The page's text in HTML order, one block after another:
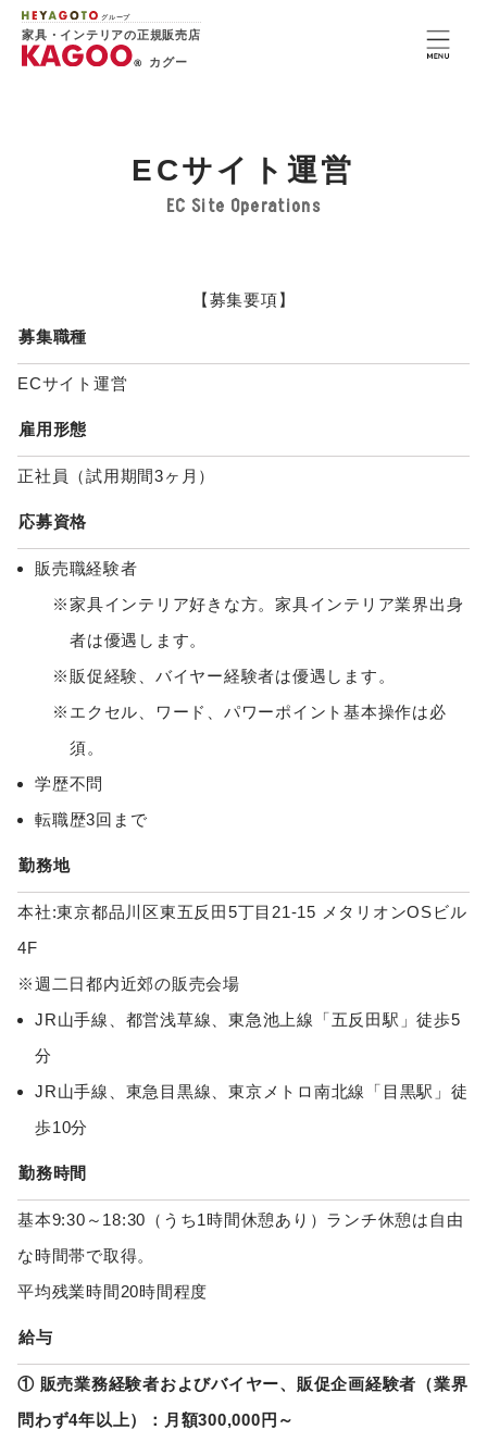
グループ
家具・インテリアの正規販売店
カグー
ECサイト運営
EC Site Operations
【募集要項】
募集職種
ECサイト運営
雇用形態
正社員（試用期間3ヶ月）
応募資格
販売職経験者
家具インテリア好きな方。家具インテリア業界出身
者は優遇します。
販促経験、バイヤー経験者は優遇します。
エクセル、ワード、パワーポイント基本操作は必
須。
学歴不問
転職歴3回まで
勤務地
本社:東京都品川区東五反田5丁目21-15 メタリオンOSビル
4F
※週二日都内近郊の販売会場
JR山手線、都営浅草線、東急池上線「五反田駅」徒歩5
分
JR山手線、東急目黒線、東京メトロ南北線「目黒駅」徒
歩10分
勤務時間
基本9:30～18:30（うち1時間休憩あり）ランチ休憩は自由
な時間帯で取得。
平均残業時間20時間程度
給与
① 販売業務経験者およびバイヤー、販促企画経験者（業界
問わず4年以上）：月額300,000円～